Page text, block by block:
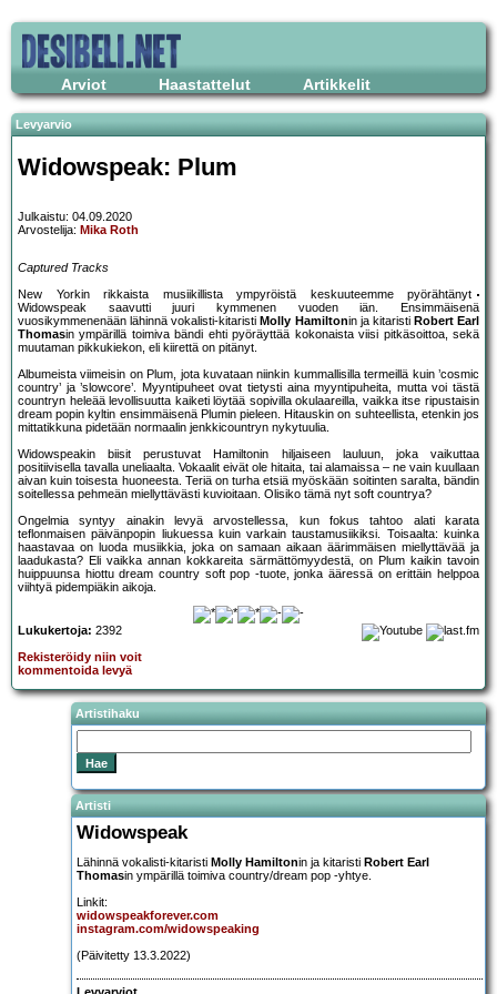
Arviot Haastattelut Artikkelit
Levyarvio
Widowspeak: Plum
Julkaistu: 04.09.2020
Arvostelija: Mika Roth
Captured Tracks
New Yorkin rikkaista musiikillista ympyröistä keskuuteemme pyörähtänyt
Widowspeak saavutti juuri kymmenen vuoden iän. Ensimmäisenä
vuosikymmenenään lähinnä vokalisti-kitaristi Molly Hamiltonin ja kitaristi Robert Earl
Thomasin ympärillä toimiva bändi ehti pyöräyttää kokonaista viisi pitkäsoittoa, sekä
muutaman pikkukiekon, eli kiirettä on pitänyt.
Albumeista viimeisin on Plum, jota kuvataan niinkin kummallisilla termeillä kuin ’cosmic
country’ ja ’slowcore’. Myyntipuheet ovat tietysti aina myyntipuheita, mutta voi tästä
countryn heleää levollisuutta kaiketi löytää sopivilla okulaareilla, vaikka itse ripustaisin
dream popin kyltin ensimmäisenä Plumin pieleen. Hitauskin on suhteellista, etenkin jos
mittatikkuna pidetään normaalin jenkkicountryn nykytuulia.
Widowspeakin biisit perustuvat Hamiltonin hiljaiseen lauluun, joka vaikuttaa
positiivisella tavalla uneliaalta. Vokaalit eivät ole hitaita, tai alamaissa – ne vain kuullaan
aivan kuin toisesta huoneesta. Teriä on turha etsiä myöskään soitinten saralta, bändin
soitellessa pehmeän miellyttävästi kuvioitaan. Olisiko tämä nyt soft countrya?
Ongelmia syntyy ainakin levyä arvostellessa, kun fokus tahtoo alati karata
teflonmaisen päivänpopin liukuessa kuin varkain taustamusiikiksi. Toisaalta: kuinka
haastavaa on luoda musiikkia, joka on samaan aikaan äärimmäisen miellyttävää ja
laadukasta? Eli vaikka annan kokkareita särmättömyydestä, on Plum kaikin tavoin
huippuunsa hiottu dream country soft pop -tuote, jonka ääressä on erittäin helppoa
viihtyä pidempiäkin aikoja.
Lukukertoja: 2392
Rekisteröidy niin voit
kommentoida levyä
Artistihaku
Artisti
Widowspeak
Lähinnä vokalisti-kitaristi Molly Hamiltonin ja kitaristi Robert Earl
Thomasin ympärillä toimiva country/dream pop -yhtye.
Linkit:
widowspeakforever.com
instagram.com/widowspeaking
(Päivitetty 13.3.2022)